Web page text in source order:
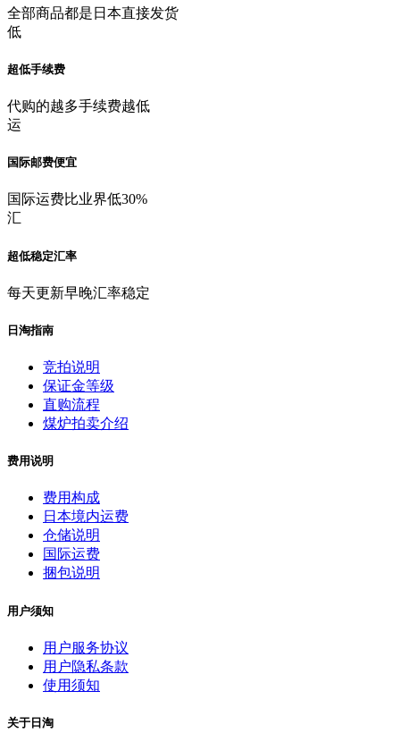
全部商品都是日本直接发货
低
超低手续费
代购的越多手续费越低
运
国际邮费便宜
国际运费比业界低30%
汇
超低稳定汇率
每天更新早晚汇率稳定
日淘指南
竞拍说明
保证金等级
直购流程
煤炉拍卖介绍
费用说明
费用构成
日本境内运费
仓储说明
国际运费
捆包说明
用户须知
用户服务协议
用户隐私条款
使用须知
关于日淘